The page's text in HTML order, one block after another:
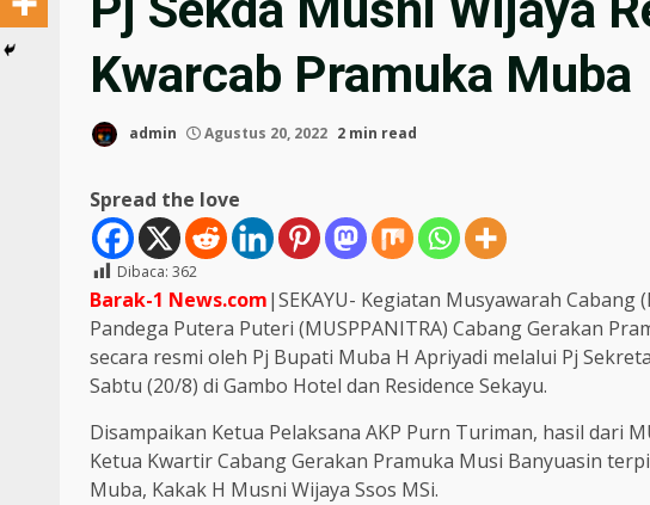
Kwarcab Pramuka Muba
admin Agustus 20, 2022 2 min read
Spread the love
Dibaca: 362
Barak-1 News.com|SEKAYU- Kegiatan Musyawarah
Pandega Putera Puteri (MUSPPANITRA) Cabang Gerakan
secara resmi oleh Pj Bupati Muba H Apriyadi melalui Pj
Sabtu (20/8) di Gambo Hotel dan Residence Sekayu.
Disampaikan Ketua Pelaksana AKP Purn Turiman, hasil dari
Ketua Kwartir Cabang Gerakan Pramuka Musi Banyuasin
Muba, Kakak H Musni Wijaya Ssos MSi.